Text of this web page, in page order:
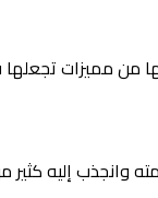
مميزات تجعلها
إليه كثير